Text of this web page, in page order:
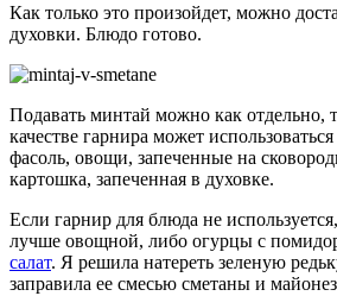
Как только это произойдет, можно
духовки. Блюдо готово.
Подавать минтай можно как отдельно,
качестве гарнира может использоваться
фасоль, овощи, запеченные на
картошка, запеченная в духовке.
Если гарнир для блюда не
лучше овощной, либо огурцы с
салат. Я решила натереть зеленую
заправила ее смесью сметаны и